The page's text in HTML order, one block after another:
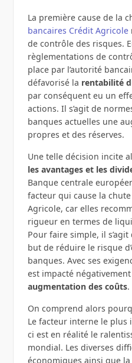
La première cause de la
bancaires Crédit Agricole
de contrôle des risques.
règlementations de
place par l’autorité
défavorisé la rentabilité
par conséquent eu un
actions. Il s’agit de
banques actuelles une
propres et des réserves.
Une telle décision incite
les avantages et les
Banque centrale
facteur qui cause la chute
Agricole, car elles
rigueur en termes de
Pour faire simple, il
but de réduire le risque
banques. Avec ses
est impacté négativement
augmentation des coûts.
On comprend alors
Le facteur interne le plus
ci est en réalité le
mondial. Les diverses
économiques ainsi que la